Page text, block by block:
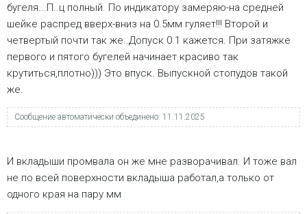
бугеля...П..ц полный. По индикатору замеряю-на средней
шейке распред вверх-вниз на 0.5мм гуляет!!! Второй и
четвертый почти так же..Допуск 0.1 кажется. При затяжке
первого и пятого бугелей начинает красиво так
крутиться,плотно))) Это впуск. Выпускной стопудов такой
же.
Сообщение автоматически объединено: 11.11.2025
И вкладыши промвала он же мне разворачивал. И тоже вал
не по всей поверхности вкладыша работал,а только от
одного края на пару мм